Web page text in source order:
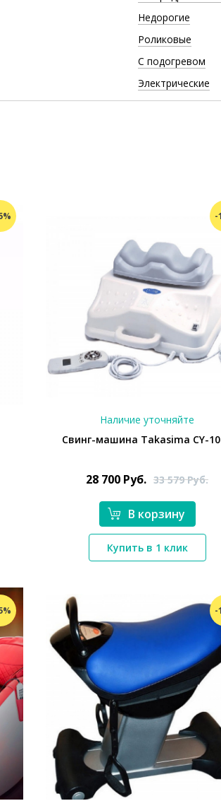
Недорогие
Роликовые
С подогревом
Электрические
-
*}
Наличие уточняйте
Свинг-машина Takasima CY-
28 700 Руб. 33 579Руб.
В корзину
Купить в 1 клик
-